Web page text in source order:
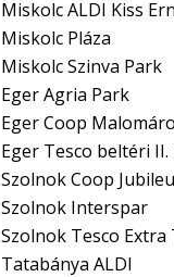
Miskolc ALDI Kiss
Miskolc Pláza
Miskolc Szinva Park
Eger Agria Park
Eger Coop
Eger Tesco beltéri II.
Szolnok Coop
Szolnok Interspar
Szolnok Tesco
Tatabánya ALDI